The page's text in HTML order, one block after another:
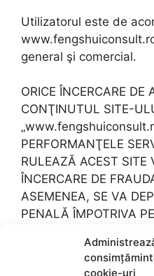
cookie-uri
Utilizatorul este de
general şi comercial.
ORICE ÎNCERCARE DE
CONŢINUTUL SITE-
PERFORMANŢELE
RULEAZĂ ACEST SITE
ÎNCERCARE DE
ASEMENEA, SE VA
PENALĂ ÎMPOTRIVA